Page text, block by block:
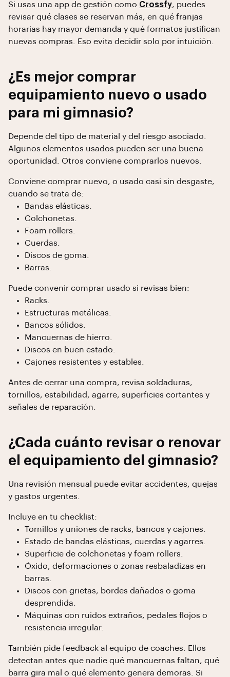
Si usas una app de gestión como Crossfy, puedes
revisar qué clases se reservan más, en qué franjas
horarias hay mayor demanda y qué formatos justifican
nuevas compras. Eso evita decidir solo por intuición.
¿Es mejor comprar
equipamiento nuevo o usado
para mi gimnasio?
Depende del tipo de material y del riesgo asociado.
Algunos elementos usados pueden ser una buena
oportunidad. Otros conviene comprarlos nuevos.
Conviene comprar nuevo, o usado casi sin desgaste,
cuando se trata de:
Bandas elásticas.
Colchonetas.
Foam rollers.
Cuerdas.
Discos de goma.
Barras.
Puede convenir comprar usado si revisas bien:
Racks.
Estructuras metálicas.
Bancos sólidos.
Mancuernas de hierro.
Discos en buen estado.
Cajones resistentes y estables.
Antes de cerrar una compra, revisa soldaduras,
tornillos, estabilidad, agarre, superficies cortantes y
señales de reparación.
¿Cada cuánto revisar o renovar
el equipamiento del gimnasio?
Una revisión mensual puede evitar accidentes, quejas
y gastos urgentes.
Incluye en tu checklist:
Tornillos y uniones de racks, bancos y cajones.
Estado de bandas elásticas, cuerdas y agarres.
Superficie de colchonetas y foam rollers.
Óxido, deformaciones o zonas resbaladizas en
barras.
Discos con grietas, bordes dañados o goma
desprendida.
Máquinas con ruidos extraños, pedales flojos o
resistencia irregular.
También pide feedback al equipo de coaches. Ellos
detectan antes que nadie qué mancuernas faltan, qué
barra gira mal o qué elemento genera demoras. Si